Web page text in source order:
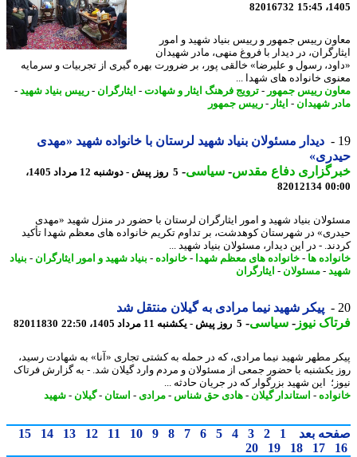
82016732
رییس جمهور و رییس بنیاد شهید و امور
در دیدار با فروغ منهی، مادر شهیدان
رسول و علیرضا» خالقی پور، بر ضرورت بهره گیری از تجربیات و سرمایه
خانواده های شهدا ...
رییس جمهور-ترویج فرهنگ ایثار و شهادت-ایثارگران- رییس بنیاد شهید-
شهیدان- ایثار -رییس جمهور
دیدار مسئولان بنیاد شهید لرستان با خانواده شهید «مهدی
دفاع مقدس-سیاسی-
5 روز پیش - دوشنبه 12 مرداد 1405،
82012134
بنیاد شهید و امور ایثارگران لرستان با حضور در منزل شهید «مهدی
در شهرستان کوهدشت، بر تداوم تکریم خانواده های معظم شهدا تأکید
- در این دیدار، مسئولان بنیاد شهید ...
ها- خانواده های معظم شهدا-خانواده- بنیاد شهید و امور ایثارگران-
بنیاد
-مسئولان-ایثارگران
پیکر شهید نیما مرادی به گیلان منتقل شد
نیوز-سیاسی-5 روز پیش - یکشنبه 11 مرداد 1405، 22:50 82011830
مطهر شهید نیما مرادی، که در حمله به کشتی تجاری «آنا» به شهادت رسید،
یکشنبه با حضور جمعی از مسئولان و مردم وارد گیلان شد. - به گزارش فرتاک
این شهید بزرگوار که در جریان حادثه ...
- استاندار گیلان-هادی حق شناس-مرادی -استان-گیلان-شهید
بعد 1
2
3
4
5
6
7
8
9
10
11
12
13
14
15
17
18
19
20